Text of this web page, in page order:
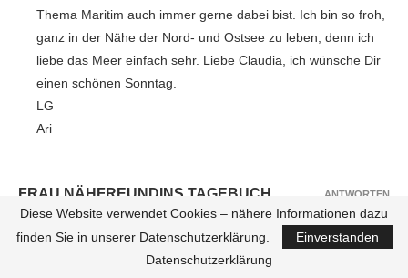
Thema Maritim auch immer gerne dabei bist. Ich bin so froh,
ganz in der Nähe der Nord- und Ostsee zu leben, denn ich
liebe das Meer einfach sehr. Liebe Claudia, ich wünsche Dir
einen schönen Sonntag.
LG
Ari
FRAU NÄHFREUNDINS TAGEBUCH
31. August 2020 - 09:08
Ein Outfit schöner als da andere. Jedoch am allerbesten finde
ich den blau-weiß geringelten Blazer mit langer Hose.
ANTWORTEN
Diese Website verwendet Cookies – nähere Informationen dazu
finden Sie in unserer Datenschutzerklärung.
Einverstanden
Datenschutzerklärung